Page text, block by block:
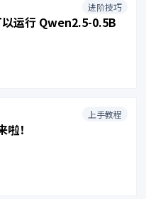
进阶技巧
运行 Qwen2.5-0.5B
上手教程
！